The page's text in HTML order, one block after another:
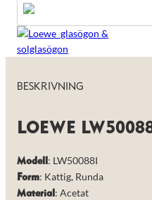
BESKRIVNING
LOEWE
Modell : LW50088I
Form: Kattig, Runda
Material : Acetat